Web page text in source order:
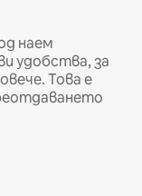
наем
удобства, за
Това е